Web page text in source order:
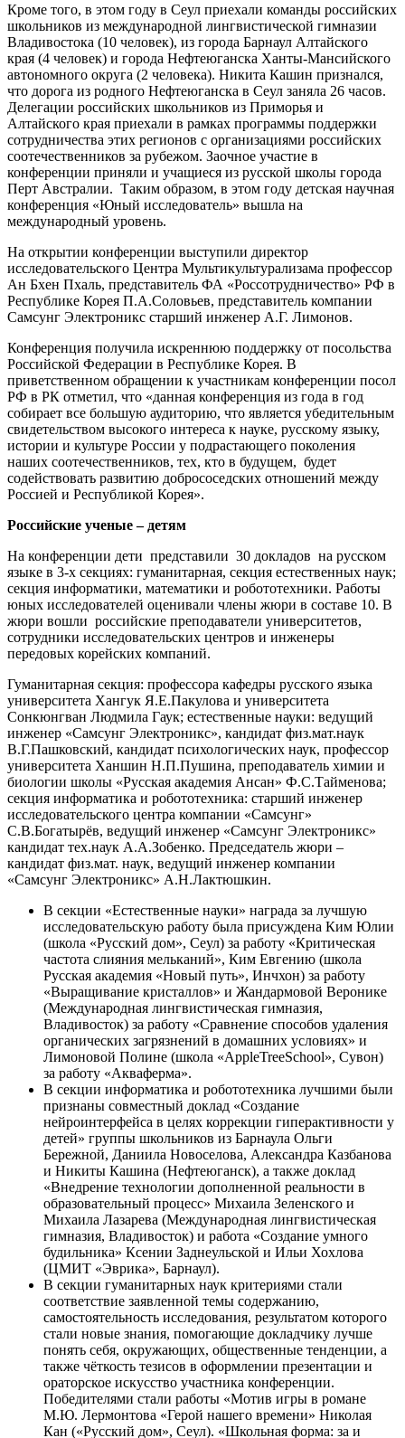
Кроме того, в этом году в Сеул приехали команды российских
школьников из международной лингвистической гимназии
Владивостока (10 человек), из города Барнаул Алтайского
края (4 человек) и города Нефтеюганска Ханты-Мансийского
автономного округа (2 человека). Никита Кашин признался,
что дорога из родного Нефтеюганска в Сеул заняла 26 часов.
Делегации российских школьников из Приморья и
Алтайского края приехали в рамках программы поддержки
сотрудничества этих регионов с организациями российских
соотечественников за рубежом. Заочное участие в
конференции приняли и учащиеся из русской школы города
Перт Австралии. Таким образом, в этом году детская научная
конференция «Юный исследователь» вышла на
международный уровень.
На открытии конференции выступили директор
исследовательского Центра Мультикультурализама профессор
Ан Бхен Пхаль, представитель ФА «Россотрудничество» РФ в
Республике Корея П.А.Соловьев, представитель компании
Самсунг Электроникс старший инженер А.Г. Лимонов.
Конференция получила искреннюю поддержку от посольства
Российской Федерации в Республике Корея. В
приветственном обращении к участникам конференции посол
РФ в РК отметил, что «данная конференция из года в год
собирает все большую аудиторию, что является убедительным
свидетельством высокого интереса к науке, русскому языку,
истории и культуре России у подрастающего поколения
наших соотечественников, тех, кто в будущем, будет
содействовать развитию добрососедских отношений между
Россией и Республикой Корея».
Российские ученые – детям
На конференции дети представили 30 докладов на русском
языке в 3-х секциях: гуманитарная, секция естественных наук;
секция информатики, математики и робототехники. Работы
юных исследователей оценивали члены жюри в составе 10. В
жюри вошли российские преподаватели университетов,
сотрудники исследовательских центров и инженеры
передовых корейских компаний.
Гуманитарная секция: профессора кафедры русского языка
университета Хангук Я.Е.Пакулова и университета
Сонкюнгван Людмила Гаук; естественные науки: ведущий
инженер «Самсунг Электроникс», кандидат физ.мат.наук
В.Г.Пашковский, кандидат психологических наук, профессор
университета Ханшин Н.П.Пушина, преподаватель химии и
биологии школы «Русская академия Ансан» Ф.С.Тайменова;
секция информатика и робототехника: старший инженер
исследовательского центра компании «Самсунг»
С.В.Богатырёв, ведущий инженер «Самсунг Электроникс»
кандидат тех.наук А.А.Зобенко. Председатель жюри –
кандидат физ.мат. наук, ведущий инженер компании
«Самсунг Электроникс» А.Н.Лактюшкин.
В секции «Естественные науки» награда за лучшую
исследовательскую работу была присуждена Ким Юлии
(школа «Русский дом», Сеул) за работу «Критическая
частота слияния мельканий», Ким Евгению (школа
Русская академия «Новый путь», Инчхон) за работу
«Выращивание кристаллов» и Жандармовой Веронике
(Международная лингвистическая гимназия,
Владивосток) за работу «Сравнение способов удаления
органических загрязнений в домашних условиях» и
Лимоновой Полине (школа «AppleTreeSchool», Сувон)
за работу «Акваферма».
В секции информатика и робототехника лучшими были
признаны совместный доклад «Создание
нейроинтерфейса в целях коррекции гиперактивности у
детей» группы школьников из Барнаула Ольги
Бережной, Даниила Новоселова, Александра Казбанова
и Никиты Кашина (Нефтеюганск), а также доклад
«Внедрение технологии дополненной реальности в
образовательный процесс» Михаила Зеленского и
Михаила Лазарева (Международная лингвистическая
гимназия, Владивосток) и работа «Создание умного
будильника» Ксении Заднеульской и Ильи Хохлова
(ЦМИТ «Эврика», Барнаул).
В секции гуманитарных наук критериями стали
соответствие заявленной темы содержанию,
самостоятельность исследования, результатом которого
стали новые знания, помогающие докладчику лучше
понять себя, окружающих, общественные тенденции, а
также чёткость тезисов в оформлении презентации и
ораторское искусство участника конференции.
Победителями стали работы «Мотив игры в романе
М.Ю. Лермонтова «Герой нашего времени» Николая
Кан («Русский дом», Сеул). «Школьная форма: за и